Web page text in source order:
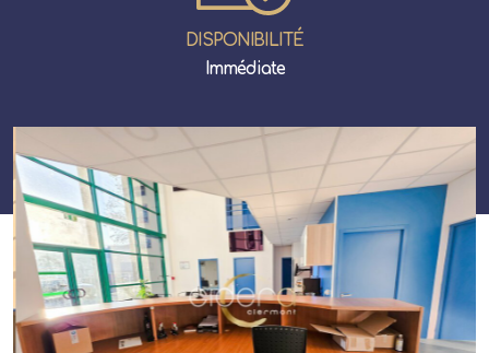
DISPONIBILITÉ
Immédiate